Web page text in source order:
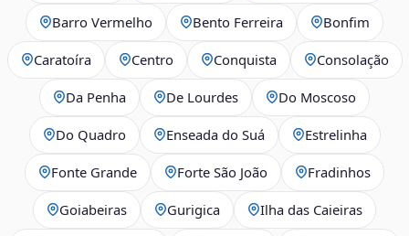
Barro Vermelho Bento Ferreira Bonfim
Caratoíra Centro Conquista Consolação
Da Penha De Lourdes Do Moscoso
Do Quadro Enseada do Suá Estrelinha
Fonte Grande Forte São João Fradinhos
Goiabeiras Gurigica Ilha das Caieiras